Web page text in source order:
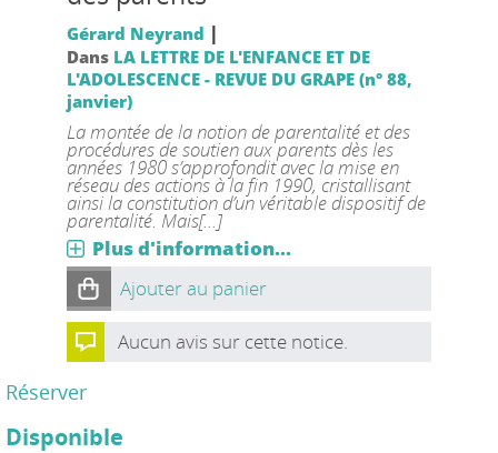
Gérard Neyrand |
Dans LA LETTRE DE L'ENFANCE ET DE
L'ADOLESCENCE - REVUE DU GRAPE (n° 88,
janvier)
La montée de la notion de parentalité et des
procédures de soutien aux parents dès les
années 1980 s’approfondit avec la mise en
réseau des actions à la fin 1990, cristallisant
ainsi la constitution d’un véritable dispositif de
parentalité. Mais[...]
Plus d'information...
Ajouter au panier
Aucun avis sur cette notice.
Réserver
Disponible